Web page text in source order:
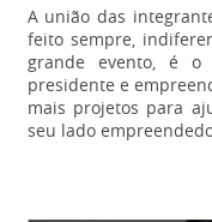
A união das
feito sempre,
grande evento, é
presidente e
mais projetos para
seu lado